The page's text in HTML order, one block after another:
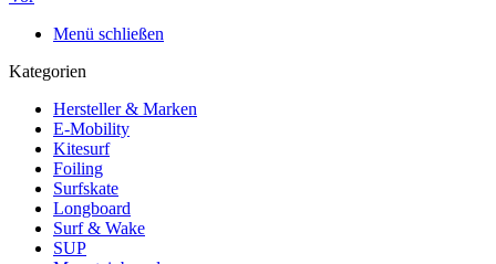
Menü schließen
Kategorien
Hersteller & Marken
E-Mobility
Kitesurf
Foiling
Surfskate
Longboard
Surf & Wake
SUP